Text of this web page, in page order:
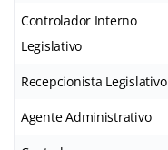
Controlador Interno
Legislativo
Recepcionista Legislativo
Agente Administrativo